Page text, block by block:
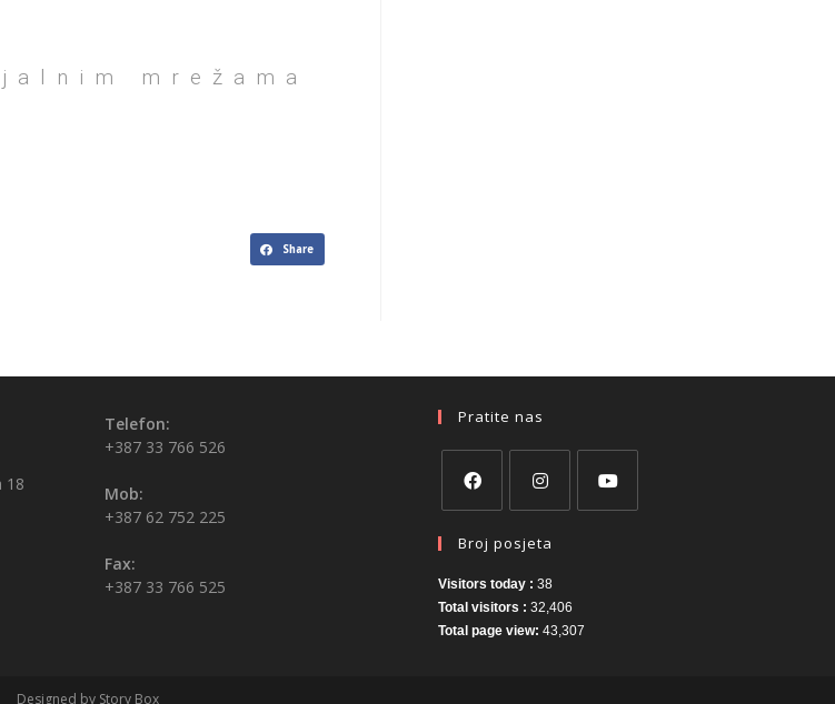
mrežama
Share
18
Telefon:
+387 33 766 526
Mob:
+387 62 752 225
Fax:
+387 33 766 525
Pratite nas
Broj posjeta
Visitors today : 38
Total visitors : 32,406
Total page view: 43,307
Designed by Story Box